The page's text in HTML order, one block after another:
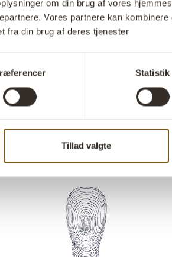
om din brug af vores
Vores partnere kan
fra din brug af deres tjenester
Statistik
Tillad valgte